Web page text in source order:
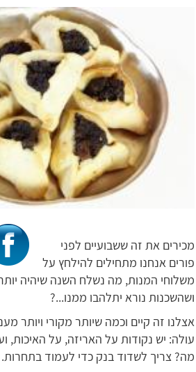
מכירים את זה ששבועיים לפני
פורים אנחנו מתחילים להילחץ על
משלוחי המנות, מה נשלח השנה שיהיה יותר
ושהשכנות נורא יתלהבו ממנו...?
אצלנו זה קיים וכמה שיותר מקורי ויותר
עולה: יש נקודות על האריזה, על האיכות,
מה? צריך לשדוד בנק כדי לעמוד בתחרות.